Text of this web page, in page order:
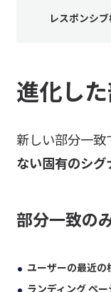
レスポンシ
進化し
新しい部分一致
ない固有のシグ
部分一致の
ユーザーの最近の
ランディング ペ